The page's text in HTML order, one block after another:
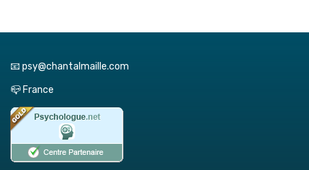
📧 psy@chantalmaille.com
📪 France